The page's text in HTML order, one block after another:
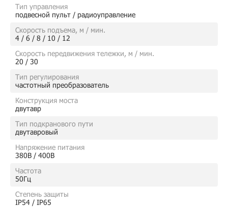
Тип управления
подвесной пульт / радиоуправление
Скорость подъема, м / мин.
4 / 6 / 8 / 10 / 12
Скорость передвижения тележки, м / мин.
20 / 30
Тип регулирования
частотный преобразователь
Конструкция моста
двутавр
Тип подкранового пути
двутавровый
Напряжение питания
380В / 400В
Частота
50Гц
Степень защиты
IP54 / IP65